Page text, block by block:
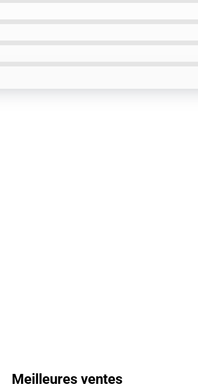
Meilleures ventes